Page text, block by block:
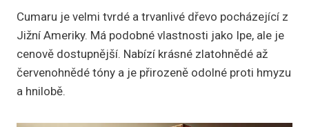
Cumaru je velmi tvrdé a trvanlivé dřevo pocházející z
Jižní Ameriky. Má podobné vlastnosti jako Ipe, ale je
cenově dostupnější. Nabízí krásné zlatohnědé až
červenohnědé tóny a je přirozeně odolné proti hmyzu
a hnilobě.